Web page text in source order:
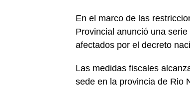
En el marco de las
Provincial anunció una
afectados por el decreto
Las medidas fiscales
sede en la provincia de Rio